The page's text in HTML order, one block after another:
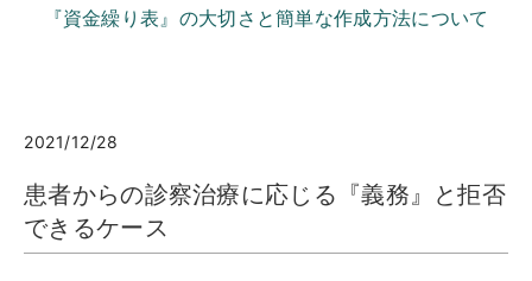
『資金繰り表』の大切さと簡単な作成方法について
2021/12/28
患者からの診察治療に応じる『義務』と拒否
できるケース